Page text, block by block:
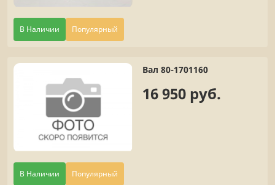
В Наличии Популярный
В Наличии Популярный
Вал 80-1701160
16 950 руб.